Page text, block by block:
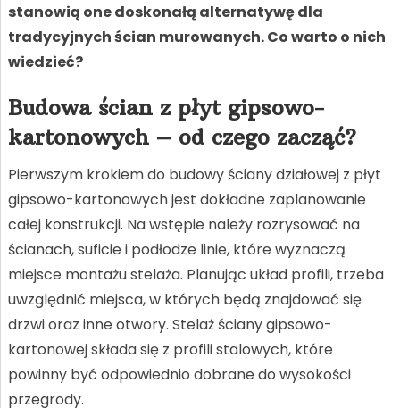
stanowią one doskonałą alternatywę dla
tradycyjnych ścian murowanych. Co warto o nich
wiedzieć?
Budowa ścian z płyt gipsowo-
kartonowych – od czego zacząć?
Pierwszym krokiem do budowy ściany działowej z płyt
gipsowo-kartonowych jest dokładne zaplanowanie
całej konstrukcji. Na wstępie należy rozrysować na
ścianach, suficie i podłodze linie, które wyznaczą
miejsce montażu stelaża. Planując układ profili, trzeba
uwzględnić miejsca, w których będą znajdować się
drzwi oraz inne otwory. Stelaż ściany gipsowo-
kartonowej składa się z profili stalowych, które
powinny być odpowiednio dobrane do wysokości
przegrody.